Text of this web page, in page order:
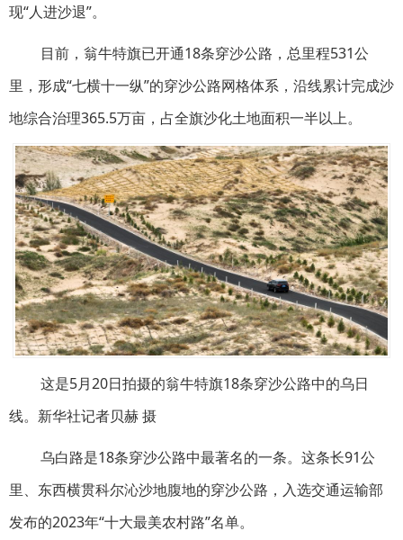
现“人进沙退”。
目前，翁牛特旗已开通18条穿沙公路，总里程531公
里，形成“七横十一纵”的穿沙公路网格体系，沿线累计完成沙
地综合治理365.5万亩，占全旗沙化土地面积一半以上。
这是5月20日拍摄的翁牛特旗18条穿沙公路中的乌日
线。新华社记者贝赫 摄
乌白路是18条穿沙公路中最著名的一条。这条长91公
里、东西横贯科尔沁沙地腹地的穿沙公路，入选交通运输部
发布的2023年“十大最美农村路”名单。